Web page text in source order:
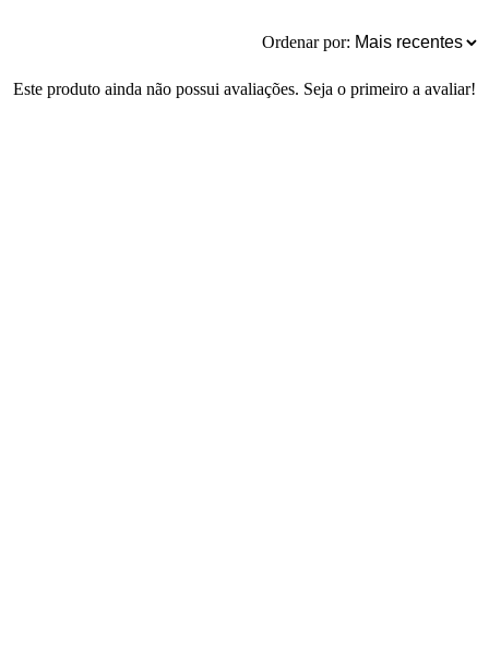
Ordenar por:
Este produto ainda não possui avaliações. Seja o primeiro a avaliar!